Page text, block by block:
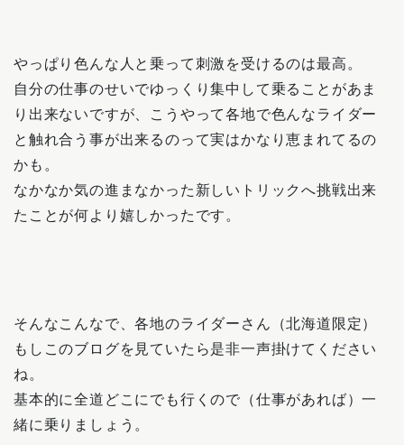
やっぱり色んな人と乗って刺激を受けるのは最高。
自分の仕事のせいでゆっくり集中して乗ることがあま
り出来ないですが、こうやって各地で色んなライダー
と触れ合う事が出来るのって実はかなり恵まれてるの
かも。
なかなか気の進まなかった新しいトリックへ挑戦出来
たことが何より嬉しかったです。
そんなこんなで、各地のライダーさん（北海道限定）
もしこのブログを見ていたら是非一声掛けてください
ね。
基本的に全道どこにでも行くので（仕事があれば）一
緒に乗りましょう。